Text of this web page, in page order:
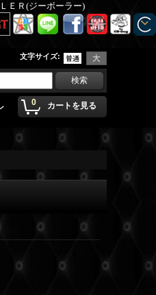
ＥＲ(ジーボーラー)
文字サイズ:
0 カートを見る